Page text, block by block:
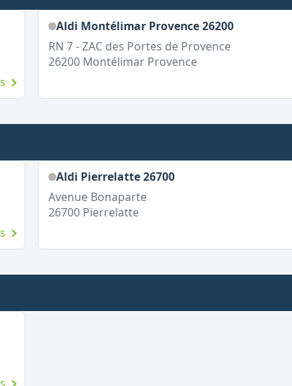
Aldi Montélimar Provence 26200
RN 7 - ZAC des Portes de Provence
26200 Montélimar Provence
Aldi Pierrelatte 26700
Avenue Bonaparte
26700 Pierrelatte